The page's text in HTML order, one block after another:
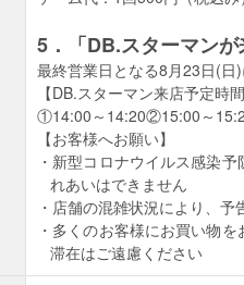
5．「DB.スターマンが
最終営業日となる8月23日(日
【DB.スターマン来店予定時間
①14:00～14:20②15:00～
【お客様へお願い】
新型コロナウイルス感染
れあいはできません
店舗の混雑状況により、
多くのお客様にお買い物
滞在はご遠慮ください